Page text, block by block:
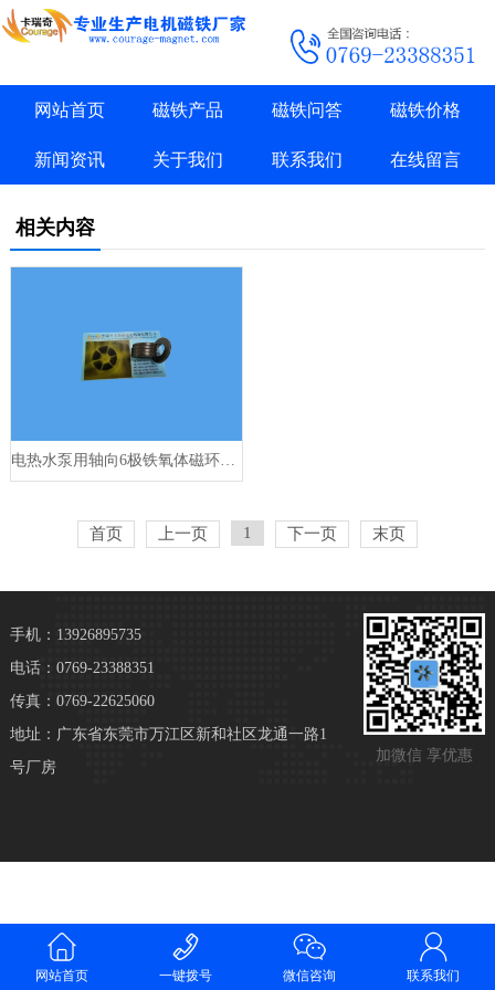
网站首页 磁铁产品 磁铁问答 磁铁价格
新闻资讯 关于我们 联系我们 在线留言
相关内容
电热水泵用轴向6极铁氧体磁环26.5x12.5x3mm
首页 上一页 1 下一页 末页
加微信 享优惠
手机：13926895735
电话：0769-23388351
传真：0769-22625060
地址：广东省东莞市万江区新和社区龙通一路1
号厂房
网站首页 一键拨号 微信咨询 联系我们